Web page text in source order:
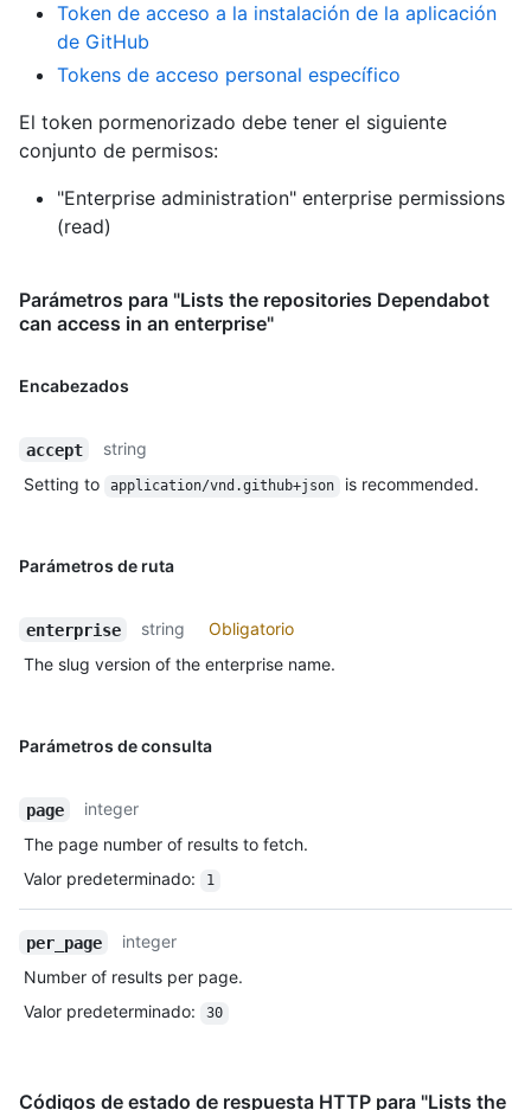
Token de acceso a la instalación de la aplicación
de GitHub
Tokens de acceso personal específico
El token pormenorizado debe tener el siguiente
conjunto de permisos:
"Enterprise administration" enterprise permissions
(read)
Parámetros para "Lists the repositories Dependabot
can access in an enterprise"
Encabezados
accept
string
Setting to
application/vnd.github+json is recommended.
Parámetros de ruta
enterprise string
Obligatorio
The slug version of the enterprise name.
Parámetros de consulta
page
integer
The page number of results to fetch.
Valor predeterminado: 1
per_page
integer
Number of results per page.
Valor predeterminado: 30
Códigos de estado de respuesta HTTP para "Lists the